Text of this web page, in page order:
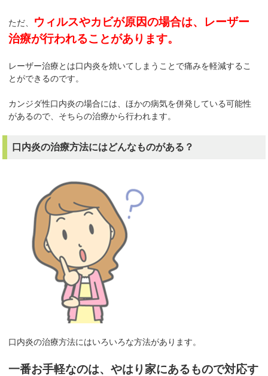
ただ、 ウィルスやカビが原因の場合は、レーザー
治療が行われることがあります。
レーザー治療とは口内炎を焼いてしまうことで痛みを軽減するこ
とができるのです。
カンジダ性口内炎の場合には、ほかの病気を併発している可能性
があるので、そちらの治療から行われます。
口内炎の治療方法にはどんなものがある？
口内炎の治療方法にはいろいろな方法があります。
一番お手軽なのは、やはり家にあるもので対応す